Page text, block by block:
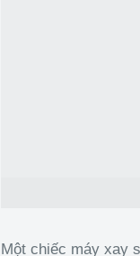
Một chiếc máy xay